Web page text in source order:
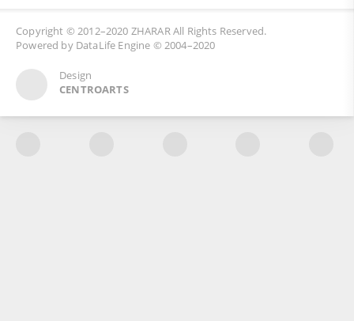
Copyright © 2012–2020 ZHARARAll Rights Reserved.
Powered by DataLife Engine © 2004–2020
Design
CENTROARTS